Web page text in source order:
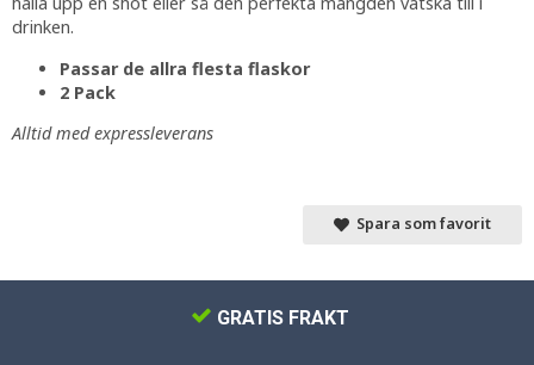
drinken.
Passar de allra flesta flaskor
2 Pack
Alltid med expressleverans
Spara som favorit
GRATIS FRAKT